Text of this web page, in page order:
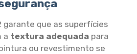
garante que as superfícies
a textura adequada para
ou revestimento se